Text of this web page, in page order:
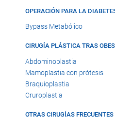
OPERACIÓN PARA LA
Bypass Metabólico
CIRUGÍA PLÁSTICA TRAS
Abdominoplastia
Mamoplastia con prótesis
Braquioplastia
Cruroplastia
OTRAS CIRUGÍAS